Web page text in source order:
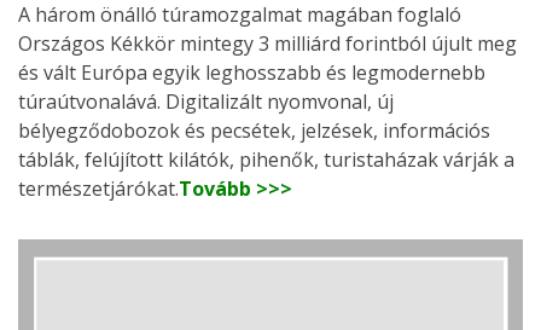
A három önálló túramozgalmat magában foglaló
Országos Kékkör mintegy 3 milliárd forintból újult meg
és vált Európa egyik leghosszabb és legmodernebb
túraútvonalává. Digitalizált nyomvonal, új
bélyegződobozok és pecsétek, jelzések, információs
táblák, felújított kilátók, pihenők, turistaházak várják a
természetjárókat.Tovább >>>